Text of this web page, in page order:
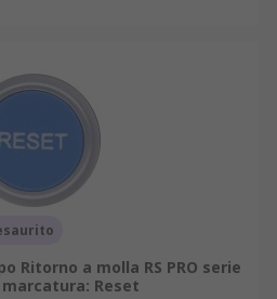
Ritorno a molla RS PRO serie
marcatura: Reset